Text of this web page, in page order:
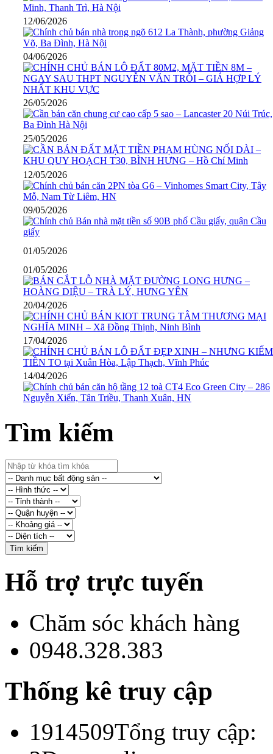
12/06/2026
04/06/2026
26/05/2026
25/05/2026
12/05/2026
09/05/2026
01/05/2026
01/05/2026
20/04/2026
17/04/2026
14/04/2026
Tìm kiếm
Hỗ trợ trực tuyến
Chăm sóc khách hàng
0948.328.383
Thống kê truy cập
1914509Tổng truy cập: